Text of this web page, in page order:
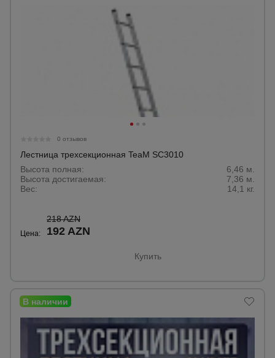
0 отзывов
Лестница трехсекционная TeaM SC3010
Высота полная:
6,46 м.
Высота достигаемая:
7,36 м.
Вес:
14,1 кг.
Цена:
218 AZN
192 AZN
Купить